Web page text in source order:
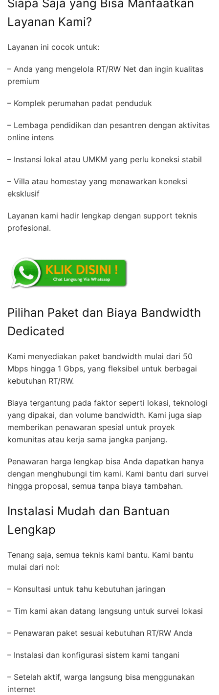
Siapa Saja yang Bisa Manfaatkan
Layanan Kami?
Layanan ini cocok untuk:
– Anda yang mengelola RT/RW Net dan ingin kualitas
premium
– Komplek perumahan padat penduduk
– Lembaga pendidikan dan pesantren dengan aktivitas
online intens
– Instansi lokal atau UMKM yang perlu koneksi stabil
– Villa atau homestay yang menawarkan koneksi
eksklusif
Layanan kami hadir lengkap dengan support teknis
profesional.
Pilihan Paket dan Biaya Bandwidth
Dedicated
Kami menyediakan paket bandwidth mulai dari 50
Mbps hingga 1 Gbps, yang fleksibel untuk berbagai
kebutuhan RT/RW.
Biaya tergantung pada faktor seperti lokasi, teknologi
yang dipakai, dan volume bandwidth. Kami juga siap
memberikan penawaran spesial untuk proyek
komunitas atau kerja sama jangka panjang.
Penawaran harga lengkap bisa Anda dapatkan hanya
dengan menghubungi tim kami. Kami bantu dari survei
hingga proposal, semua tanpa biaya tambahan.
Instalasi Mudah dan Bantuan
Lengkap
Tenang saja, semua teknis kami bantu. Kami bantu
mulai dari nol:
– Konsultasi untuk tahu kebutuhan jaringan
– Tim kami akan datang langsung untuk survei lokasi
– Penawaran paket sesuai kebutuhan RT/RW Anda
– Instalasi dan konfigurasi sistem kami tangani
– Setelah aktif, warga langsung bisa menggunakan
internet